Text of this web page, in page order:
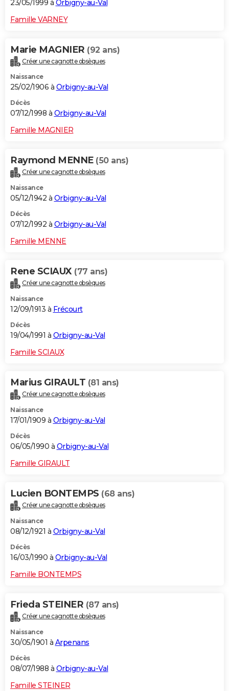
23/05/1999 à Orbigny-au-Val
Famille VARNEY
Marie MAGNIER (92 ans)
Créer une cagnotte obsèques
Naissance
25/02/1906 à Orbigny-au-Val
Décès
07/12/1998 à Orbigny-au-Val
Famille MAGNIER
Raymond MENNE (50 ans)
Créer une cagnotte obsèques
Naissance
05/12/1942 à Orbigny-au-Val
Décès
07/12/1992 à Orbigny-au-Val
Famille MENNE
Rene SCIAUX (77 ans)
Créer une cagnotte obsèques
Naissance
12/09/1913 à Frécourt
Décès
19/04/1991 à Orbigny-au-Val
Famille SCIAUX
Marius GIRAULT (81 ans)
Créer une cagnotte obsèques
Naissance
17/01/1909 à Orbigny-au-Val
Décès
06/05/1990 à Orbigny-au-Val
Famille GIRAULT
Lucien BONTEMPS (68 ans)
Créer une cagnotte obsèques
Naissance
08/12/1921 à Orbigny-au-Val
Décès
16/03/1990 à Orbigny-au-Val
Famille BONTEMPS
Frieda STEINER (87 ans)
Créer une cagnotte obsèques
Naissance
30/05/1901 à Arpenans
Décès
08/07/1988 à Orbigny-au-Val
Famille STEINER